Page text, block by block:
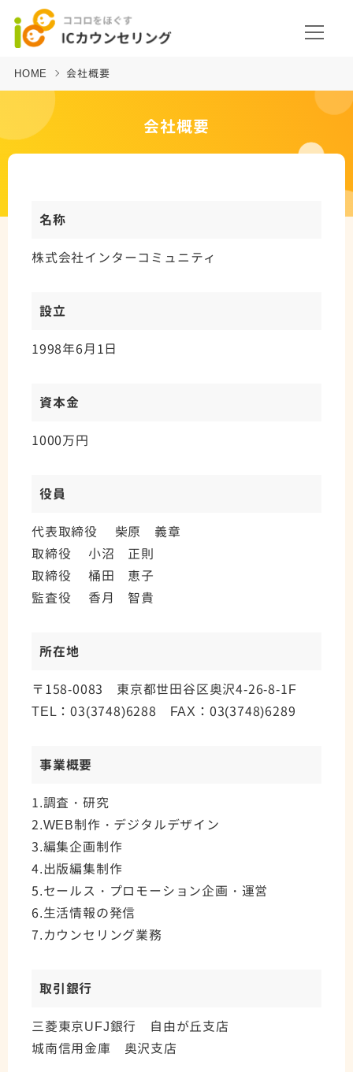
HOME 会社概要
会社概要
名称
株式会社インターコミュニティ
設立
1998年6月1日
資本金
1000万円
役員
代表取締役 柴原 義章
取締役 小沼 正則
取締役 桶田 恵子
監査役 香月 智貴
所在地
〒158-0083 東京都世田谷区奥沢4-26-8-1F
TEL：03(3748)6288 FAX：03(3748)6289
事業概要
1.調査・研究
2.WEB制作・デジタルデザイン
3.編集企画制作
4.出版編集制作
5.セールス・プロモーション企画・運営
6.生活情報の発信
7.カウンセリング業務
取引銀行
三菱東京UFJ銀行 自由が丘支店
城南信用金庫 奥沢支店